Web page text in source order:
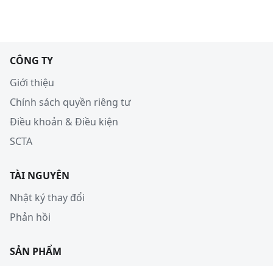
CÔNG TY
Giới thiệu
Chính sách quyền riêng tư
Điều khoản & Điều kiện
SCTA
TÀI NGUYÊN
Nhật ký thay đổi
Phản hồi
SẢN PHẨM